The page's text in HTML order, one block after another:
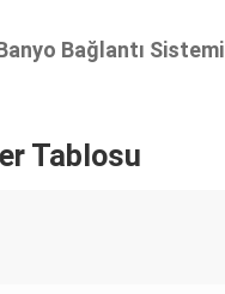
Bağlantı Sistemi
Tablosu